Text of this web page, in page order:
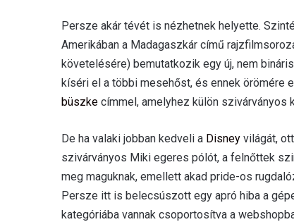
Persze akár tévét is nézhetnek helyette.
Amerikában a Madagaszkár című
követelésére) bemutatkozik egy új, nem
kíséri el a többi mesehőst, és ennek örömére
büszke címmel, amelyhez külön
De ha valaki jobban kedveli a Disney világát,
szivárványos Miki egeres pólót, a felnőttek
meg maguknak, emellett akad pride-os
Persze itt is belecsúszott egy apró hiba a
kategóriába vannak csoportosítva a